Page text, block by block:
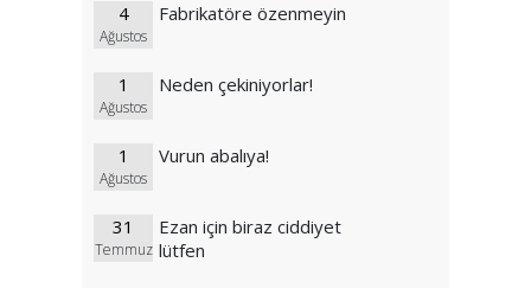
4
Ağustos
Fabrikatöre özenmeyin
1
Ağustos
Neden çekiniyorlar!
1
Ağustos
Vurun abalıya!
31
Temmuz
Ezan için biraz ciddiyet
lütfen